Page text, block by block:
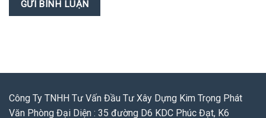
Công Ty TNHH Tư Vấn Đầu Tư Xây Dựng Kim Trọng Phát
Văn Phòng Đại Diện : 35 đường D6 KDC Phúc Đạt, K6